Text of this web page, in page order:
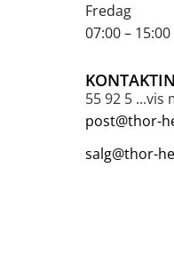
Fredag
07:00 – 15:00
55 92 5 ...vis
post@thor-
salg@thor-